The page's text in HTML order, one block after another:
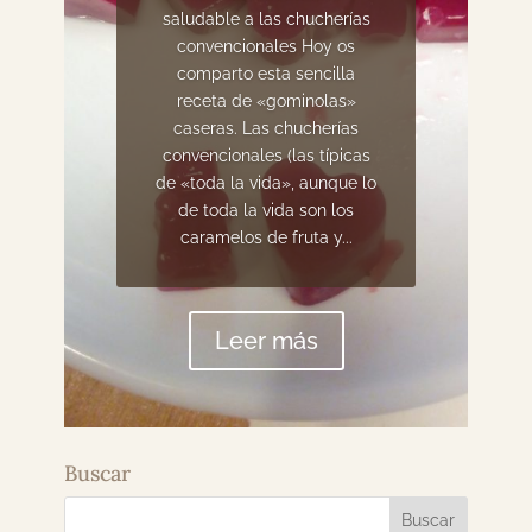
saludable a las chucherías
convencionales Hoy os
comparto esta sencilla
receta de «gominolas»
caseras. Las chucherías
convencionales (las típicas
de «toda la vida», aunque lo
de toda la vida son los
caramelos de fruta y...
Leer más
Buscar